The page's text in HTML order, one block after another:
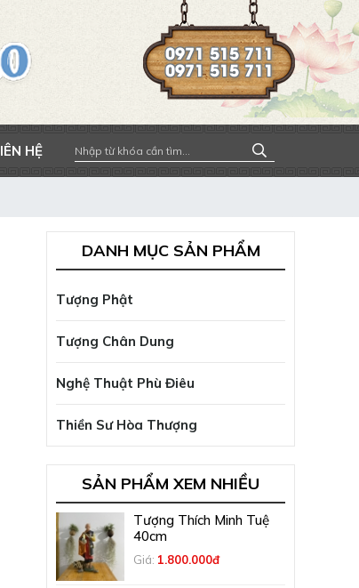
0971 515 711
0971 515 711
HỆ
DANH MỤC SẢN PHẨM
Tượng Phật
Tượng Chân Dung
Nghệ Thuật Phù Điêu
Thiền Sư Hòa Thượng
SẢN PHẨM XEM NHIỀU
Tượng Thích Minh Tuệ
40cm
Giá: 1.800.000đ